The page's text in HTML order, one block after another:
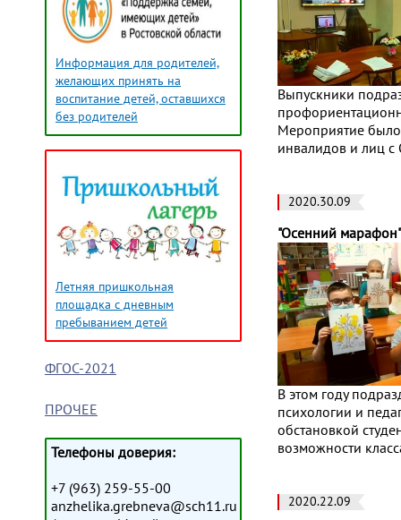
Информация для родителей,
желающих принять на
воспитание детей, оставшихся
без родителей
Летняя пришкольная
площадка с дневным
пребыванием детей
ФГОС-2021
ПРОЧЕЕ
Телефоны доверия:
+7 (963) 259-55-00
anzhelika.grebneva@sch11.ru
Выпускники
Мероприятие
инвалидов и лиц
2020.30.09
"Осенний марафон"
В этом году
психологии и
обстановкой
возможности
2020.22.09